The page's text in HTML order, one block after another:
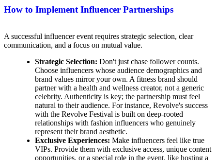
How to Implement Influencer Partnerships
A successful influencer event requires strategic selection, clear
communication, and a focus on mutual value.
Strategic Selection: Don't just chase follower counts.
Choose influencers whose audience demographics and
brand values mirror your own. A fitness brand should
partner with a health and wellness creator, not a generic
celebrity. Authenticity is key; the partnership must feel
natural to their audience. For instance, Revolve's success
with the Revolve Festival is built on deep-rooted
relationships with fashion influencers who genuinely
represent their brand aesthetic.
Exclusive Experiences: Make influencers feel like true
VIPs. Provide them with exclusive access, unique content
opportunities, or a special role in the event, like hosting a